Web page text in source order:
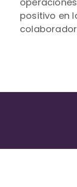
positivo en